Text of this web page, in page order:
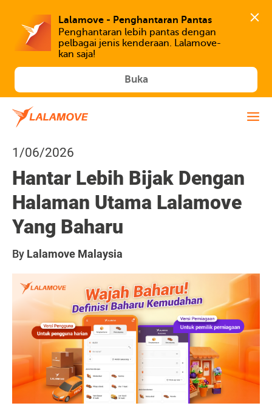
Lalamove - Penghantaran Pantas
Penghantaran lebih pantas dengan
pelbagai jenis kenderaan. Lalamove-
kan saja!
Buka
1/06/2026
Hantar Lebih Bijak Dengan
Halaman Utama Lalamove
Yang Baharu
By Lalamove Malaysia